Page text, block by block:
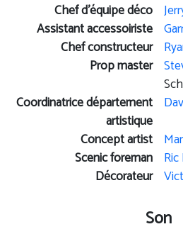
Chef d’équipe déco
Assistant accessoiriste
Chef constructeur
Prop master
Coordinatrice département
artistique
Concept artist
Scenic foreman
Décorateur
Son